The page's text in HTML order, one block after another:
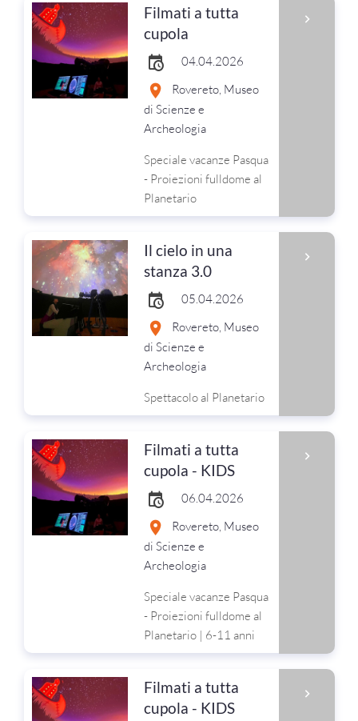
Filmati a tutta
cupola
04.04.2026
Rovereto, Museo
di Scienze e
Archeologia
Speciale vacanze Pasqua
- Proiezioni fulldome al
Planetario
Il cielo in una
stanza 3.0
05.04.2026
Rovereto, Museo
di Scienze e
Archeologia
Spettacolo al Planetario
Filmati a tutta
cupola - KIDS
06.04.2026
Rovereto, Museo
di Scienze e
Archeologia
Speciale vacanze Pasqua
- Proiezioni fulldome al
Planetario | 6-11 anni
Filmati a tutta
cupola - KIDS